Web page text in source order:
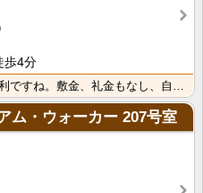
歩4分
ム・ウォーカー 207号室